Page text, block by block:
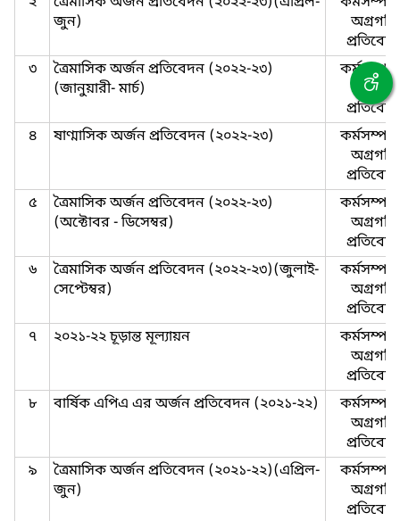
জুন)
অগ্রগতি
৩
ত্রৈমাসিক অর্জন প্রতিবেদন (২০২২-২৩)
(জানুয়ারী- মার্চ)
অগ্রগতি
৪
ষাণ্মাসিক অর্জন প্রতিবেদন (২০২২-২৩)
অগ্রগতি
৫
ত্রৈমাসিক অর্জন প্রতিবেদন (২০২২-২৩)
(অক্টোবর - ডিসেম্বর)
অগ্রগতি
৬
ত্রৈমাসিক অর্জন প্রতিবেদন (২০২২-২৩)(জুলাই-
সেপ্টেম্বর)
অগ্রগতি
৭
২০২১-২২ চূড়ান্ত মূল্যায়ন
অগ্রগতি
৮
বার্ষিক এপিএ এর অর্জন প্রতিবেদন (২০২১-২২)
অগ্রগতি
৯
ত্রৈমাসিক অর্জন প্রতিবেদন (২০২১-২২)(এপ্রিল-
জুন)
অগ্রগতি